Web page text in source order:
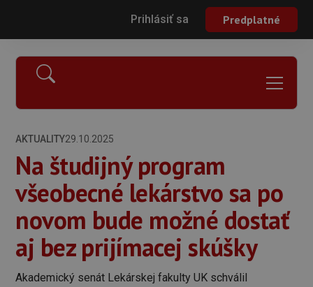
Prihlásiť sa Predplatné
AKTUALITY29.10.2025
Na študijný program
všeobecné lekárstvo sa po
novom bude možné dostať
aj bez prijímacej skúšky
Akademický senát Lekárskej fakulty UK schválil